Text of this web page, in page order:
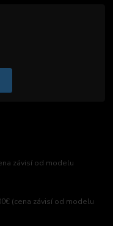
závisí od modelu
(cena závisí od modelu